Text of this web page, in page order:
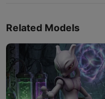
Related Models